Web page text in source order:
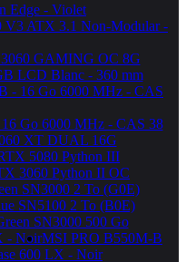
Edge - Violet
V3 ATX 3.1 Non-Modular -
GAMING OC 8G
LCD Blanc - 360 mm
- 16 Go 6000 MHz - CAS
Go 6000 MHz - CAS 38
XT DUAL 16G
5080 Python III
3060 Python II OC
SN3000 2 To (G0E)
SN5100 2 To (B0E)
SN3000 500 Go
- NoirMSI PRO B550M-B
600 LX - Noir